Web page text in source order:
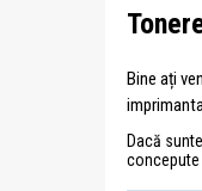
Bine ați
Dacă
concepute